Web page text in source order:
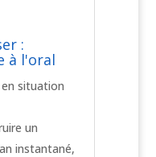
:
à l'oral
situation
un
instantané,